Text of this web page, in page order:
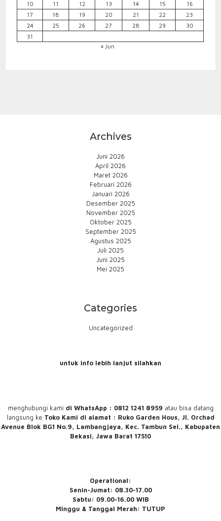
10
11 12 13 14 15
16
17
18 19 20 21 22
23
24
25 26 27 28 29
30
31
« Jun
Archives
Juni 2026
April 2026
Maret 2026
Februari 2026
Januari 2026
Desember 2025
November 2025
Oktober 2025
September 2025
Agustus 2025
Juli 2025
Juni 2025
Mei 2025
Categories
Uncategorized
untuk info lebih lanjut silahkan
menghubungi kami di WhatsApp : 0812 1241 8959 atau bisa datang
langsung ke Toko Kami di alamat : Ruko Garden Hous, Jl. Orchad
Avenue Blok BG1 No.9, Lambangjaya, Kec. Tambun Sel., Kabupaten
Bekasi, Jawa Barat 17510
Operational:
Senin-Jumat: 08.30-17.00
Sabtu: 09.00-16.00 WIB
Minggu & Tanggal Merah: TUTUP